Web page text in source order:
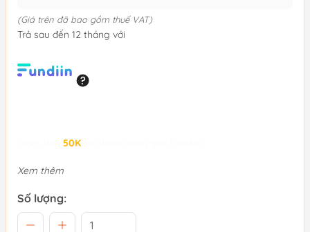
(Giá trên đã bao gồm thuế VAT)
Trả sau đến 12 tháng với
50K
Xem thêm
Số lượng: